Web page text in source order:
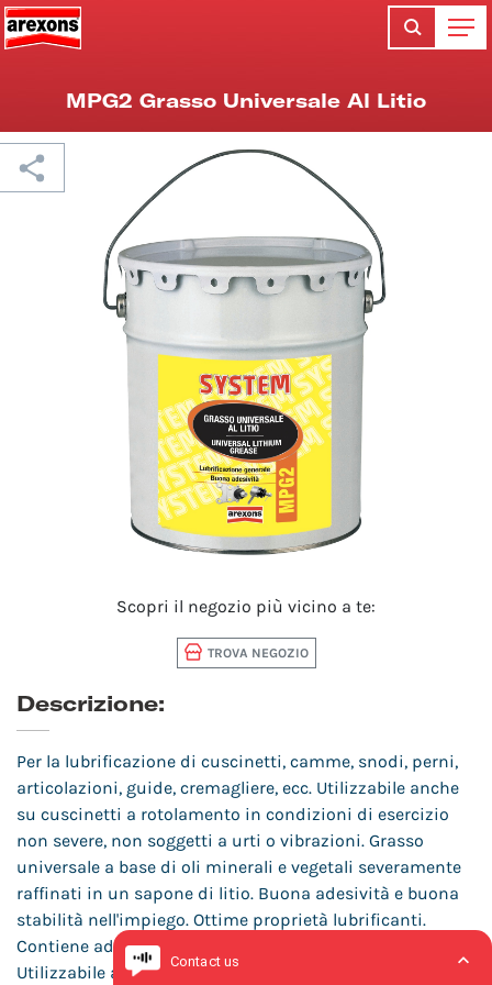
MPG2 Grasso Universale Al Litio
Scopri il negozio più vicino a te:
TROVA NEGOZIO
Descrizione:
Per la lubrificazione di cuscinetti, camme, snodi, perni,
articolazioni, guide, cremagliere, ecc. Utilizzabile anche
su cuscinetti a rotolamento in condizioni di esercizio
non severe, non soggetti a urti o vibrazioni. Grasso
universale a base di oli minerali e vegetali severamente
raffinati in un sapone di litio. Buona adesività e buona
stabilità nell'impiego. Ottime proprietà lubrificanti.
Contiene additivi antiossidanti ed antiruggine.
Utilizzabile a temperature di esercizio da -20°C a +120°C.